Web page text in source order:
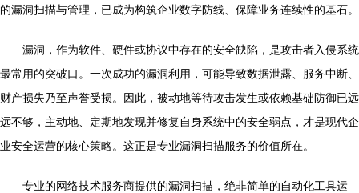
的漏洞扫描与管理，已成为构筑企业数字防线、保障业务连续性的基石。
漏洞，作为软件、硬件或协议中存在的安全缺陷，是攻击者入侵系统
最常用的突破口。一次成功的漏洞利用，可能导致数据泄露、服务中断、
财产损失乃至声誉受损。因此，被动地等待攻击发生或依赖基础防御已远
远不够，主动地、定期地发现并修复自身系统中的安全弱点，才是现代企
业安全运营的核心策略。这正是专业漏洞扫描服务的价值所在。
专业的网络技术服务商提供的漏洞扫描，绝非简单的自动化工具运